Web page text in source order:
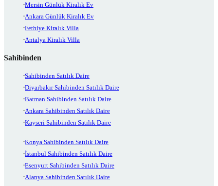
Mersin Günlük Kiralık Ev
Ankara Günlük Kiralık Ev
Fethiye Kiralık Villa
Antalya Kiralık Villa
Sahibinden
Sahibinden Satılık Daire
Diyarbakır Sahibinden Satılık Daire
Batman Sahibinden Satılık Daire
Ankara Sahibinden Satılık Daire
Kayseri Sahibinden Satılık Daire
Konya Sahibinden Satılık Daire
İstanbul Sahibinden Satılık Daire
Esenyurt Sahibinden Satılık Daire
Alanya Sahibinden Satılık Daire